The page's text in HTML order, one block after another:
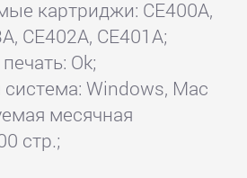
картриджи: CE400A,
CE402A, CE401A;
Ok;
Windows, Mac
месячная
стр.;